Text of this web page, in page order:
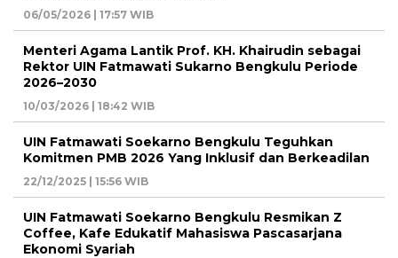
06/05/2026 | 17:57 WIB
Menteri Agama Lantik Prof. KH. Khairudin sebagai
Rektor UIN Fatmawati Sukarno Bengkulu Periode
2026–2030
10/03/2026 | 18:42 WIB
UIN Fatmawati Soekarno Bengkulu Teguhkan
Komitmen PMB 2026 Yang Inklusif dan Berkeadilan
22/12/2025 | 15:56 WIB
UIN Fatmawati Soekarno Bengkulu Resmikan Z
Coffee, Kafe Edukatif Mahasiswa Pascasarjana
Ekonomi Syariah